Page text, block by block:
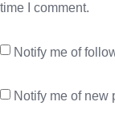
time I comment.
Notify me of
Notify me of new